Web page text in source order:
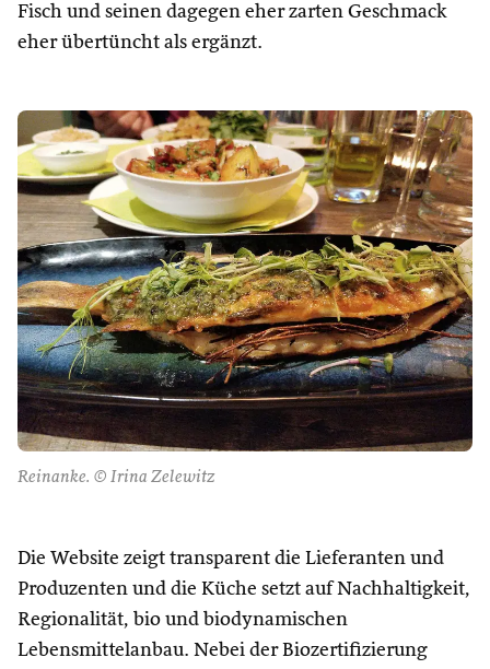
Fisch und seinen dagegen eher zarten Geschmack
eher übertüncht als ergänzt.
Reinanke. © Irina Zelewitz
Die Website zeigt transparent die Lieferanten und
Produzenten und die Küche setzt auf Nachhaltigkeit,
Regionalität, bio und biodynamischen
Lebensmittelanbau. Nebei der Biozertifizierung